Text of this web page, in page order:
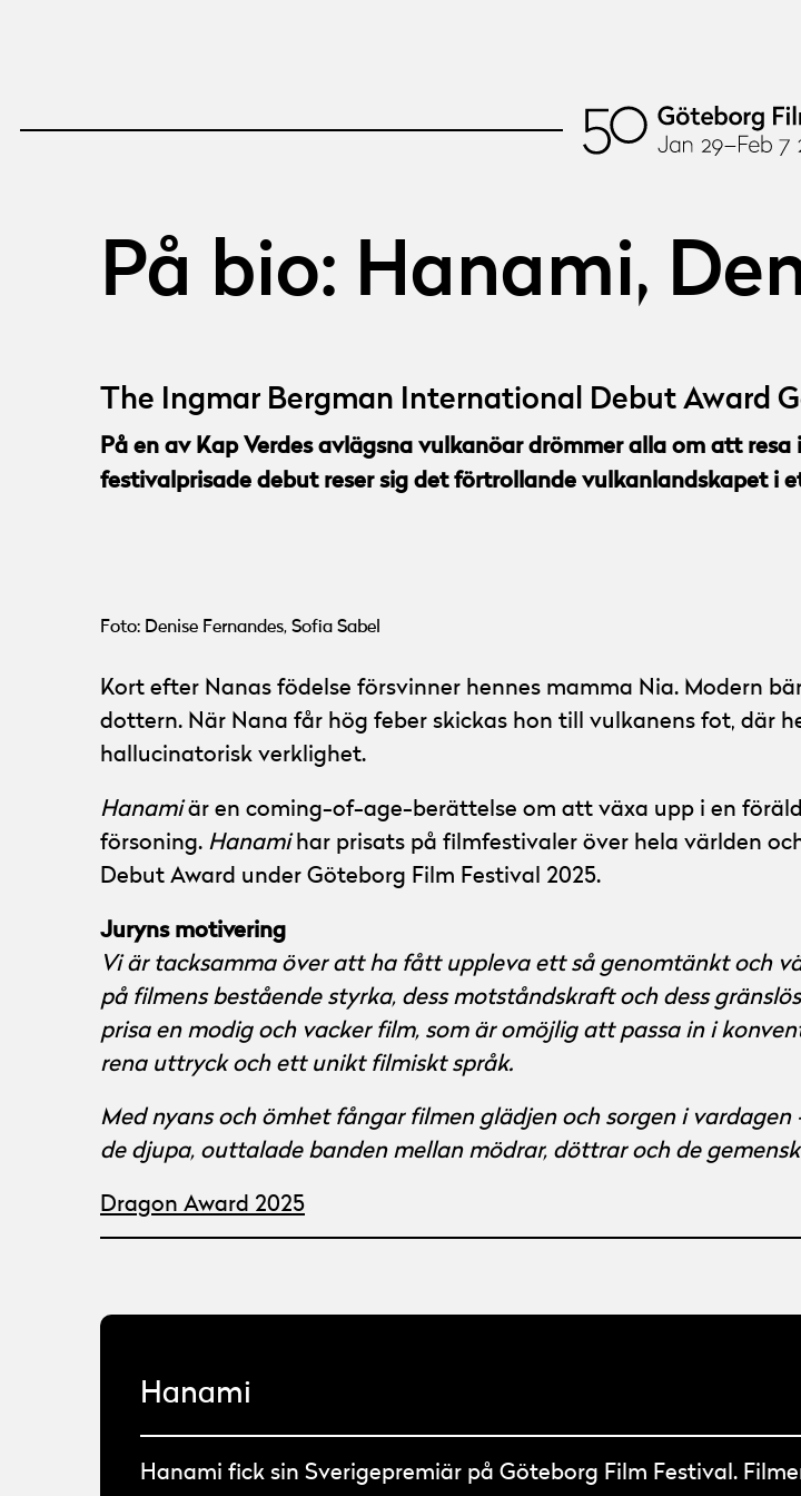
På bio: Hanami,
The Ingmar Bergman International Debut Award
På en av Kap Verdes avlägsna vulkanöar drömmer alla om att
festivalprisade debut reser sig det förtrollande vulkanlandskapet i
Foto: Denise Fernandes, Sofia Sabel
Kort efter Nanas födelse försvinner hennes mamma Nia. Modern
dottern. När Nana får hög feber skickas hon till vulkanens fot, där
hallucinatorisk verklighet.
Hanami är en coming-of-age-berättelse om att växa upp i en
försoning. Hanamihar prisats på filmfestivaler över hela världen
Debut Award under Göteborg Film Festival 2025.
Juryns motivering
Vi är tacksamma över att ha fått uppleva ett så genomtänkt och
på filmens bestående styrka, dess motståndskraft och dess
prisa en modig och vacker film, som är omöjlig att passa in i
rena uttryck och ett unikt filmiskt språk.
Med nyans och ömhet fångar filmen glädjen och sorgen i
de djupa, outtalade banden mellan mödrar, döttrar och de
Dragon Award 2025
Hanami
Hanami fick sin Sverigepremiär på Göteborg Film Festival.